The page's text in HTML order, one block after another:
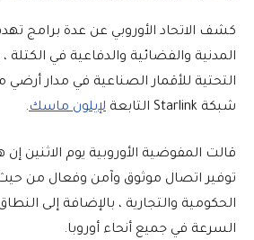
كشف الاتحاد الأوروبي عن عدة برامج
المدنية والفضائية والدفاعية في الكتلة
التحتية للأقمار الصناعية في مدار
شبكة Starlink التابعة
لإيلون ماسك.
قالت المفوضية الأوروبية يوم الاثنين
توفير اتصال موثوق وآمن وفعال من حيث
الحكومية والتجارية ، بالإضافة إلى
السرعة في جميع أنحاء أوروبا.